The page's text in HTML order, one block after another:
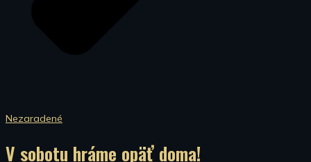
Nezaradené
V sobotu hráme opäť doma!